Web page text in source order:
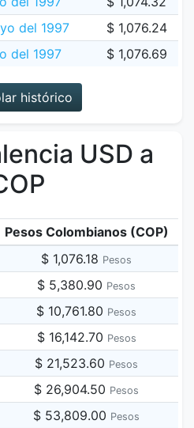
del 1997
$ 1,076.24
del 1997
$ 1,076.69
histórico
USD a
Pesos Colombianos (COP)
$ 1,076.18 Pesos
$ 5,380.90 Pesos
$ 10,761.80 Pesos
$ 16,142.70 Pesos
$ 21,523.60 Pesos
$ 26,904.50 Pesos
$ 53,809.00 Pesos